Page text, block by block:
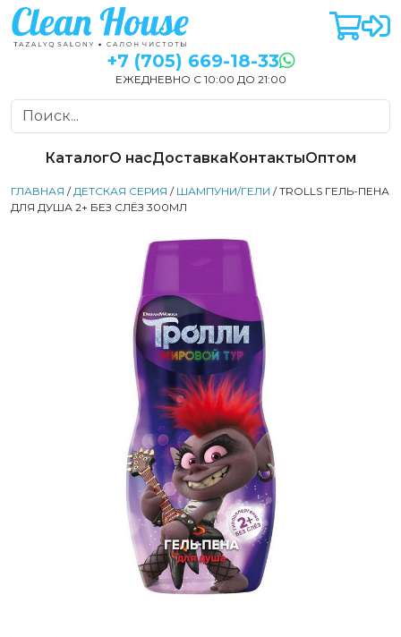
+7 (705) 669-18-33
ЕЖЕДНЕВНО С 10:00 ДО 21:00
КаталогО насДоставкаКонтактыОптом
ГЛАВНАЯ /ДЕТСКАЯ СЕРИЯ / ШАМПУНИ/ГЕЛИ / TROLLS ГЕЛЬ-ПЕНА
ДЛЯ ДУША 2+ БЕЗ СЛЁЗ 300МЛ